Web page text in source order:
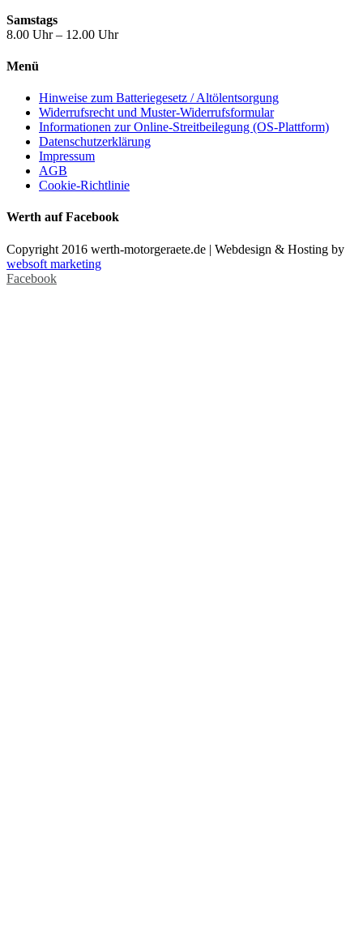
Samstags
8.00 Uhr – 12.00 Uhr
Menü
Hinweise zum Batteriegesetz / Altölentsorgung
Widerrufsrecht und Muster-Widerrufsformular
Informationen zur Online-Streitbeilegung (OS-Plattform)
Datenschutzerklärung
Impressum
AGB
Cookie-Richtlinie
Werth auf Facebook
Copyright 2016 werth-motorgeraete.de | Webdesign & Hosting by
websoft marketing
Facebook